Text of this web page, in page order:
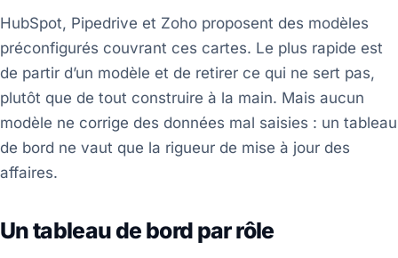
HubSpot, Pipedrive et Zoho proposent des modèles
préconfigurés couvrant ces cartes. Le plus rapide est
de partir d’un modèle et de retirer ce qui ne sert pas,
plutôt que de tout construire à la main. Mais aucun
modèle ne corrige des données mal saisies : un tableau
de bord ne vaut que la rigueur de mise à jour des
affaires.
Un tableau de bord par rôle